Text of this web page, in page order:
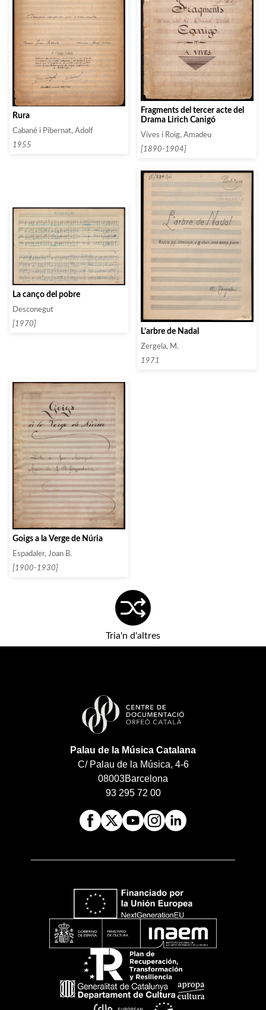
Rura
Cabané i Pibernat, Adolf
1955
Fragments del tercer acte del
Drama Lirich Canigó
Vives i Roig, Amadeu
[1890-1904]
La canço del pobre
Desconegut
[1970]
L’arbre de Nadal
Zergela, M.
1971
Goigs a la Verge de Núria
Espadaler, Joan B.
[1900-1930]
Tria'n d'altres
Palau de la Música Catalana
C/ Palau de la Música, 4-6
08003Barcelona
93 295 72 00